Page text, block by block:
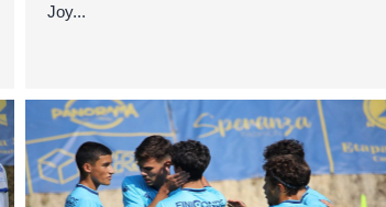
Joy...